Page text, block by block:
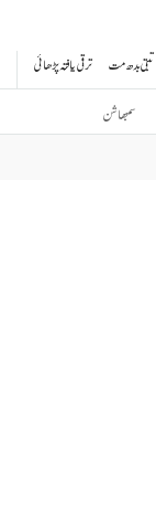
سمبھاشن
تبتی بدھ مت ترقی یافتہ پڑھائی